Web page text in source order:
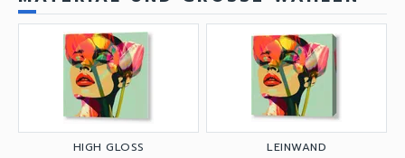
HIGH GLOSS
LEINWAND